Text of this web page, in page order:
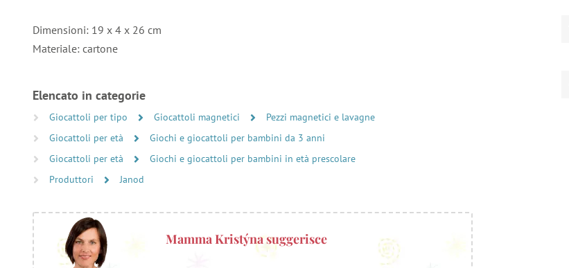
Dimensioni: 19 x 4 x 26 cm
Materiale: cartone
Elencato in categorie
Giocattoli per tipo Giocattoli magnetici
Pezzi magnetici e lavagne
Giocattoli per età
Giochi e giocattoli per bambini da 3 anni
Giocattoli per età
Giochi e giocattoli per bambini in età prescolare
Produttori
Janod
Mamma Kristýna suggerisce